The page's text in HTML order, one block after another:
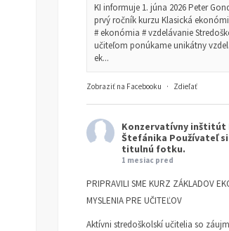
KI informuje 1. júna 2026 Peter
prvý ročník kurzu Klasická
# ekonómia # vzdelávanie
učiteľom ponúkame unikátny
ek...
Zobraziť na Facebooku · Zdieľať
Konzervatívny inštitút
Štefánika Používateľ
titulnú fotku.
1 mesiac pred
PRIPRAVILI SME KURZ ZÁKLADOV
MYSLENIA PRE UČITEĽOV
Aktívni stredoškolskí učitelia so